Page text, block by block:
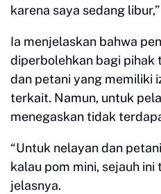
karena saya sedang
Ia menjelaskan bahwa
diperbolehkan bagi
dan petani yang memiliki
terkait. Namun, untuk
menegaskan tidak
“Untuk nelayan dan
kalau pom mini, sejauh ini
jelasnya.